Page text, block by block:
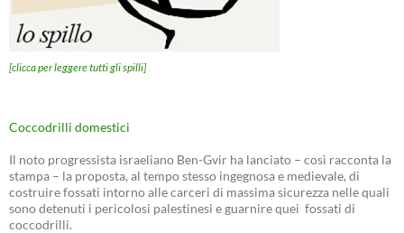
[clicca per leggere tutti gli spilli]
Coccodrilli domestici
Il noto progressista israeliano Ben-Gvir ha lanciato – così racconta la
stampa – la proposta, al tempo stesso ingegnosa e medievale, di
costruire fossati intorno alle carceri di massima sicurezza nelle quali
sono detenuti i pericolosi palestinesi e guarnire quei fossati di
coccodrilli.